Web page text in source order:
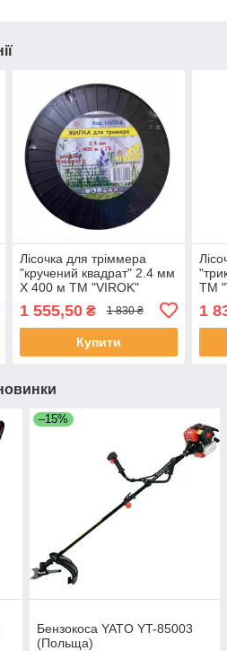
Лісочка для тріммера
"кручений квадрат" 2.4 мм
X 400 м ТМ "VIROK"
1 555,50₴ 1 830 ₴
Купити
ТМ
1
–15%
Бензокоса YATO YT-85003
(Польща)